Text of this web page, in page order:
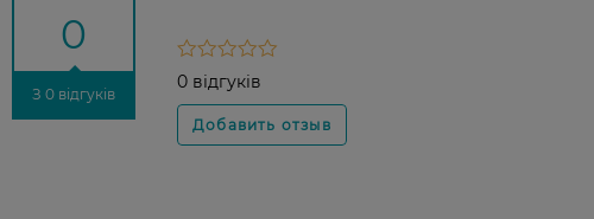
0
З 0 відгуків
0 відгуків